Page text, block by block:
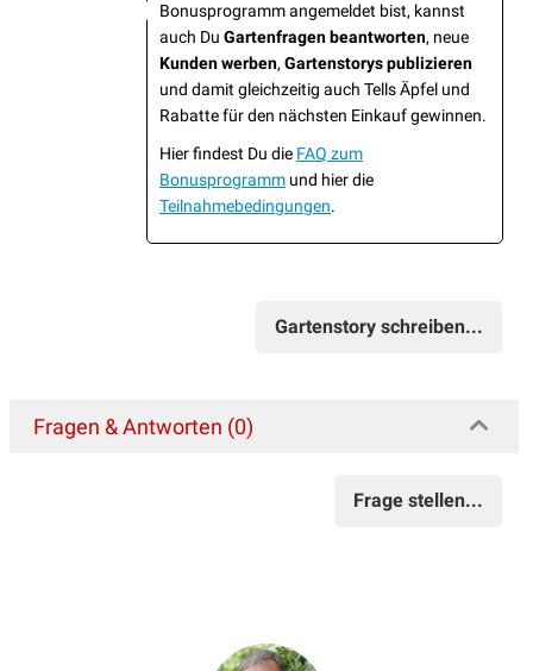
Bonusprogramm angemeldet bist, kannst
auch Du Gartenfragen beantworten, neue
Kunden werben, Gartenstorys publizieren
und damit gleichzeitig auch Tells Äpfel und
Rabatte für den nächsten Einkauf gewinnen.
Hier findest Du die FAQ zum
Bonusprogramm und hier die
Teilnahmebedingungen.
Gartenstory schreiben...
Fragen & Antworten (0)
Frage stellen...